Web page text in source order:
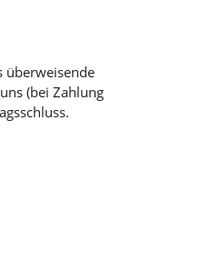
überweisende
(bei Zahlung